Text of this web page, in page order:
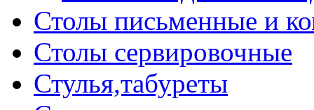
Столы письменные и
Столы сервировочные
Стулья,табуреты